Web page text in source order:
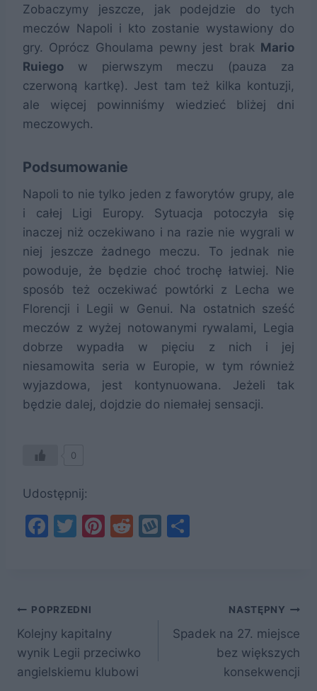
Zobaczymy jeszcze, jak podejdzie do tych
meczów Napoli i kto zostanie wystawiony do
gry. Oprócz Ghoulama pewny jest brak Mario
Ruiego w pierwszym meczu (pauza za
czerwoną kartkę). Jest tam też kilka kontuzji,
ale więcej powinniśmy wiedzieć bliżej dni
meczowych.
Podsumowanie
Napoli to nie tylko jeden z faworytów grupy, ale
i całej Ligi Europy. Sytuacja potoczyła się
inaczej niż oczekiwano i na razie nie wygrali w
niej jeszcze żadnego meczu. To jednak nie
powoduje, że będzie choć trochę łatwiej. Nie
sposób też oczekiwać powtórki z Lecha we
Florencji i Legii w Genui. Na ostatnich sześć
meczów z wyżej notowanymi rywalami, Legia
dobrze wypadła w pięciu z nich i jej
niesamowita seria w Europie, w tym również
wyjazdowa, jest kontynuowana. Jeżeli tak
będzie dalej, dojdzie do niemałej sensacji.
0
Udostępnij:
F
b
o
o
k
T
Pi
R
W
Nawigacja
wpisu
POPRZEDNI
Kolejny kapitalny
wynik Legii przeciwko
angielskiemu klubowi
NASTĘPNY
Spadek na 27. miejsce
bez większych
konsekwencji